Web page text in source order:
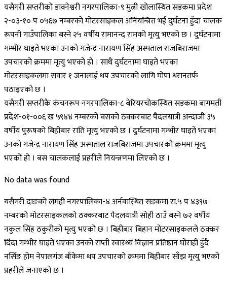
यसैगरी सप्तरीको डाक्नेश्वरी नगरपालिका-९ मुत्नी खोलास्थित सडकमा प्रदेश
२-०३-१० प ०५६७ नम्बरको मोटरसाइकल अनियन्त्रित भई दुर्घटना हुँदा चालक
रूपनी गाउँपालिका बस्ने २५ वर्षीय रामानन्द रामको मृत्यु भएको छ । दुर्घटनामा
गम्भीर घाइते भएका उनको गजेन्द्र नारायण सिंह अस्पताल राजबिराजमा
उपचारको क्रममा मृत्यु भएको हो । साथै दुर्घटनामा घाइते भएका
मोटरसाइकलमा सवार १ जनालाई थप उपचारको लागि घोपा धरानतर्फ
पठाइएको छ ।
यसैगरी सप्तरीकै कंचनरूप नगरपालिका-८ बेरियरचोकस्थित सडकमा बागमती
प्रदेश-०१-००६ ख ५९४४ नम्बरको बसको ठक्करबाट पैदलयात्री अन्दाजी ३५
वर्षीय पुरूषको बिहीबार राति मृत्यु भएको छ । दुर्घटनामा गम्भीर घाइते भएका
उनको गजेन्द्र नारायण सिंह अस्पताल राजबिराजमा उपचारको क्रममा मृत्यु
भएको हो । बस चालकलाई प्रहरीले नियन्त्रणमा लिएको छ ।
No data was found
यसैगरी दाङको लमही नगरपालिका-४ अर्नवास्थित सडकमा रा.५ प ४३९७
नम्बरको मोटरसाइकलको ठक्करबाट पैदलयात्री सोही ठाउँ बस्ने ७२ वर्षीय
नकुल सिंह ठकुरीको मृत्यु भएको छ । बिहीबार बिहान मोटरसाइकलले ठक्कर
दिँदा गम्भीर घाइते भएका उनको राप्ती स्वास्थ्य विज्ञान प्रतिष्ठान घोराही हुँदै
नर्सिङ होम नेपालगंज बाँकेमा थप उपचारको क्रममा बिहीबार साँझ मृत्यु भएको
प्रहरीले जनाएको छ ।